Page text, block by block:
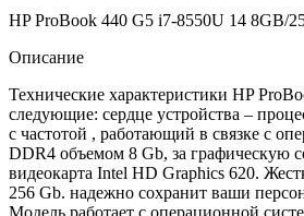
HP ProBook 440 G5 i7-8550U 14 8GB/
Описание
Технические характеристики HP
следующие: сердце устройства –
с частотой , работающий в связке с
DDR4 объемом 8 Gb, за графическую
видеокарта Intel HD Graphics 620.
256 Gb. надежно сохранит ваши
Модель работает с операционной